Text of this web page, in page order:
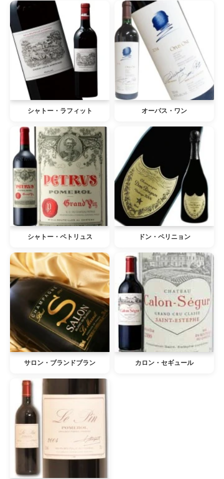
シャトー・ラフィット オーパス・ワン
シャトー・ペトリュス ドン・ペリニョン
サロン・ブランドブラン カロン・セギュール